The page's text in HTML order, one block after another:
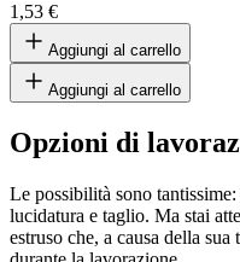
1,53 €
Aggiungi al carrello
Aggiungi al carrello
Opzioni di
Le possibilità sono
lucidatura e taglio. Ma stai
estruso che, a causa della